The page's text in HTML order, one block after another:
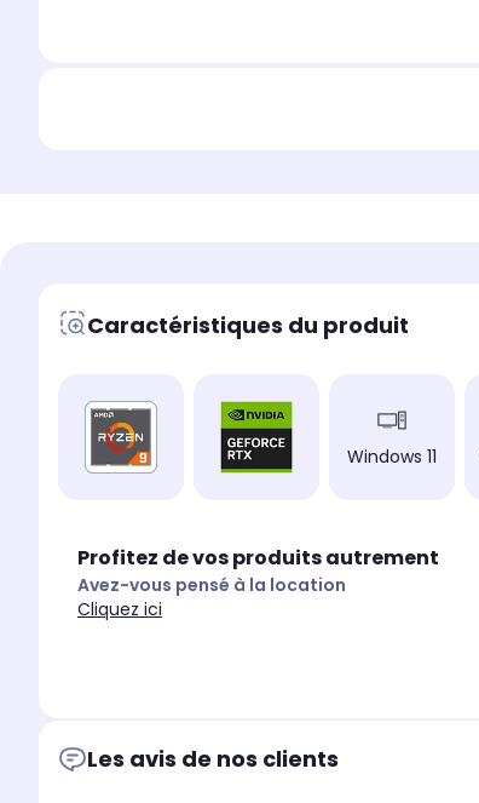
Caractéristiques du produit
Windows 11
Profitez de vos produits autrement
Avez-vous pensé à la location
Cliquez ici
Les avis de nos clients